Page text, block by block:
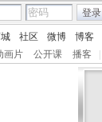
登录
社区 微博 博客
画片 公开课 播客